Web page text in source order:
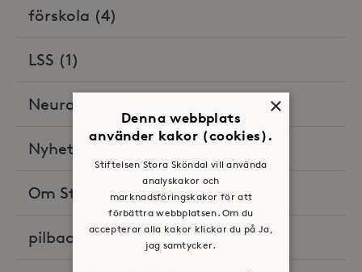
förskola (4)
LSS (1)
Neurologisk rehabilitering
Nyheter
Om Stora Sköndal i media(18)
pilbacken(2)
×
Denna webbplats
använder kakor (cookies).
Stiftelsen Stora Sköndal vill använda
analyskakor och
marknadsföringskakor för att
förbättra webbplatsen. Om du
accepterar alla kakor klickar du på Ja,
jag samtycker.